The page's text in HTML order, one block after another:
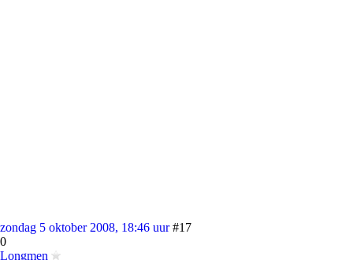
zondag 5 oktober 2008, 18:46 uur #17
0
Longmen